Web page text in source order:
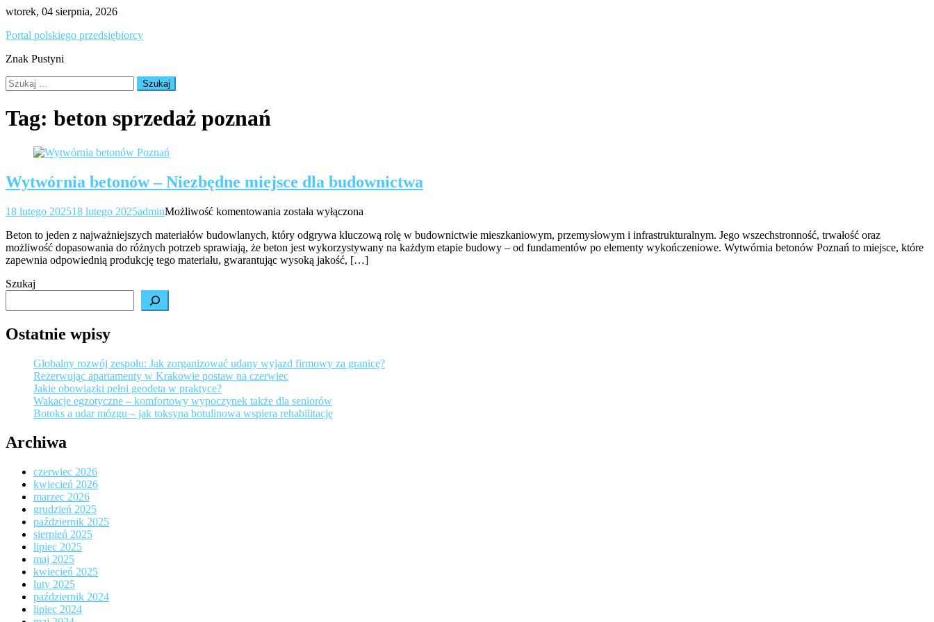
Skip
content
wtorek, 04 sierpnia, 2026
Portal polskiego przedsiębiorcy
Znak Pustyni
Szukaj:
Tag: beton sprzedaż poznań
Wytwórnia betonów – Niezbędne miejsce dla budownictwa
18 lutego 202518 lutego 2025adminMożliwość komentowania Wytwórnia
–
Niezbędne
miejsce
została wyłączona
Beton to jeden z najważniejszych materiałów budowlanych, który odgrywa kluczową rolę w budownictwie mieszkaniowym, przemysłowym i infrastrukturalnym. Jego wszechstronność, trwałość oraz
możliwość dopasowania do różnych potrzeb sprawiają, że beton jest wykorzystywany na każdym etapie budowy – od fundamentów po elementy wykończeniowe. Wytwórnia betonów Poznań to miejsce, które
zapewnia odpowiednią produkcję tego materiału, gwarantując wysoką jakość, […]
Szukaj
Ostatnie wpisy
Globalny rozwój zespołu: Jak zorganizować udany wyjazd firmowy za granicę?
Rezerwując apartamenty w Krakowie postaw na czerwiec
Jakie obowiązki pełni geodeta w praktyce?
Wakacje egzotyczne – komfortowy wypoczynek także dla seniorów
Botoks a udar mózgu – jak toksyna botulinowa wspiera rehabilitację
Archiwa
czerwiec 2026
kwiecień 2026
marzec 2026
grudzień 2025
październik 2025
sierpień 2025
lipiec 2025
maj 2025
kwiecień 2025
luty 2025
październik 2024
lipiec 2024